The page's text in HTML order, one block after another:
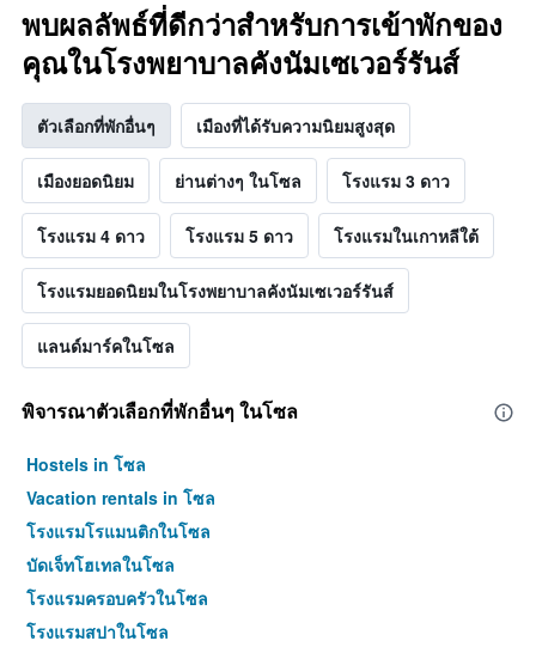
พบผลลัพธ์ที่ดีกว่าสำหรับการเข้าพักของ
คุณในโรงพยาบาลคังนัมเซเวอร์รันส์
ตัวเลือกที่พักอื่นๆ เมืองที่ได้รับความนิยมสูงสุด
เมืองยอดนิยม ย่านต่างๆ ในโซล โรงแรม 3 ดาว
โรงแรม 4 ดาว โรงแรม 5 ดาว โรงแรมในเกาหลีใต้
โรงแรมยอดนิยมในโรงพยาบาลคังนัมเซเวอร์รันส์
แลนด์มาร์คในโซล
พิจารณาตัวเลือกที่พักอื่นๆ ในโซล
Hostels in โซล
Vacation rentals in โซล
โรงแรมโรแมนติกในโซล
บัดเจ็ทโฮเทลในโซล
โรงแรมครอบครัวในโซล
โรงแรมสปาในโซล